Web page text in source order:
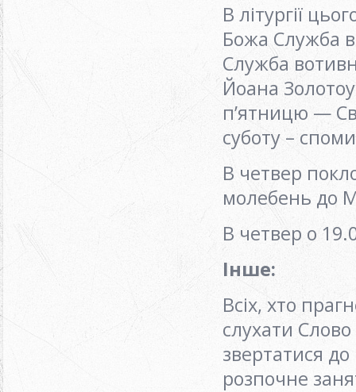
В літургії
Божа Служба
Служба
Йоана
п’ятницю —
суботу –
В четвер
молебень до
В четвер о
Інше:
Всіх, хто
слухати
звертатися
розпочне